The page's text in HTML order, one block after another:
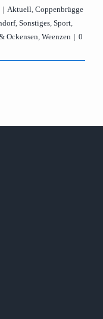
| Aktuell, Coppenbrügge
, Sonstiges, Sport,
Ockensen, Weenzen | 0